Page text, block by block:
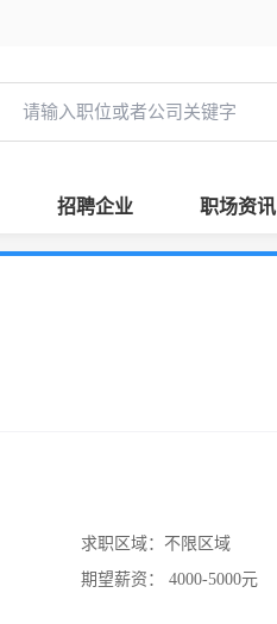
招聘企业 职场资讯
求职区域： 不限区域
期望薪资：
4000-5000元